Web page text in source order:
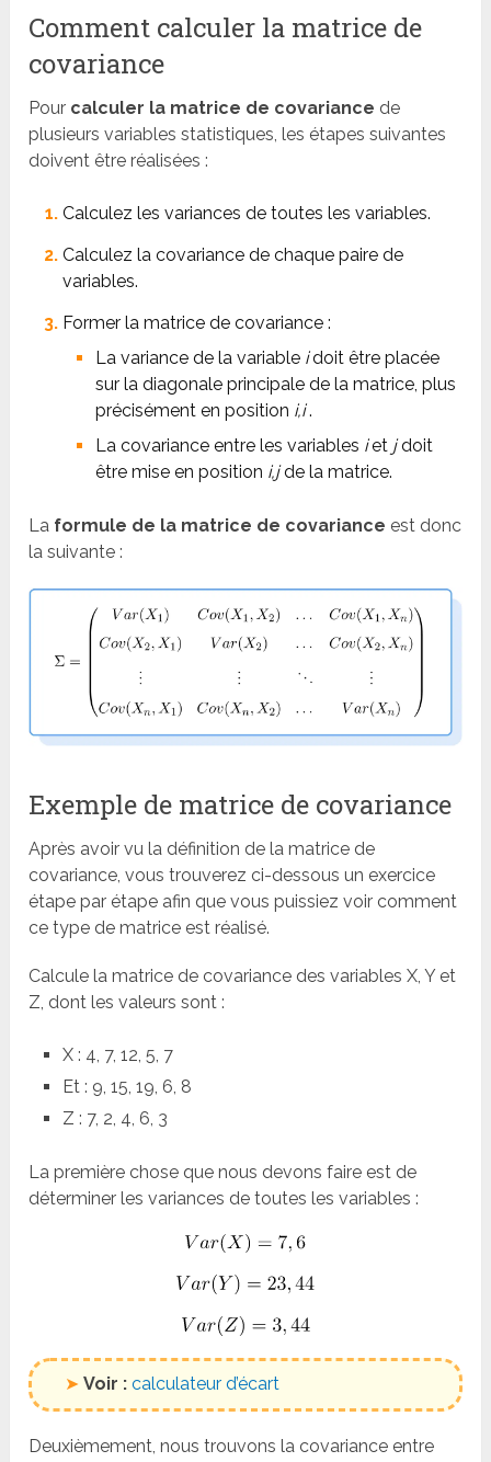
Comment calculer la matrice de
covariance
Pour calculer la matrice de covariance de
plusieurs variables statistiques, les étapes suivantes
doivent être réalisées :
Calculez les variances de toutes les variables.
Calculez la covariance de chaque paire de
variables.
Former la matrice de covariance :
La variance de la variable idoit être placée
sur la diagonale principale de la matrice, plus
précisément en position i,i.
La covariance entre les variables iet jdoit
être mise en position i,jde la matrice.
La formule de la matrice de covariance est donc
la suivante :
Exemple de matrice de covariance
Après avoir vu la définition de la matrice de
covariance, vous trouverez ci-dessous un exercice
étape par étape afin que vous puissiez voir comment
ce type de matrice est réalisé.
Calcule la matrice de covariance des variables X, Y et
Z, dont les valeurs sont :
X : 4, 7, 12, 5, 7
Et : 9, 15, 19, 6, 8
Z : 7, 2, 4, 6, 3
La première chose que nous devons faire est de
déterminer les variances de toutes les variables :
➤ Voir : calculateur d’écart
Deuxièmement, nous trouvons la covariance entre